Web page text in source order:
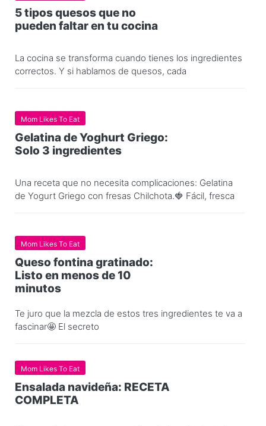
5 tipos quesos que no
pueden faltar en tu cocina
La cocina se transforma cuando tienes los ingredientes
correctos. Y si hablamos de quesos, cada
Mom Likes To Eat
Gelatina de Yoghurt Griego:
Solo 3 ingredientes
Una receta que no necesita complicaciones: Gelatina
de Yogurt Griego con fresas Chilchota.🍓 Fácil, fresca
Mom Likes To Eat
Queso fontina gratinado:
Listo en menos de 10
minutos
Te juro que la mezcla de estos tres ingredientes te va a
fascinar🤩 El secreto
Mom Likes To Eat
Ensalada navideña: RECETA
COMPLETA